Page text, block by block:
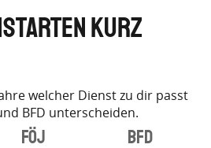
kurz
welcher Dienst zu dir passt
BFD unterscheiden.
FÖJ BFD